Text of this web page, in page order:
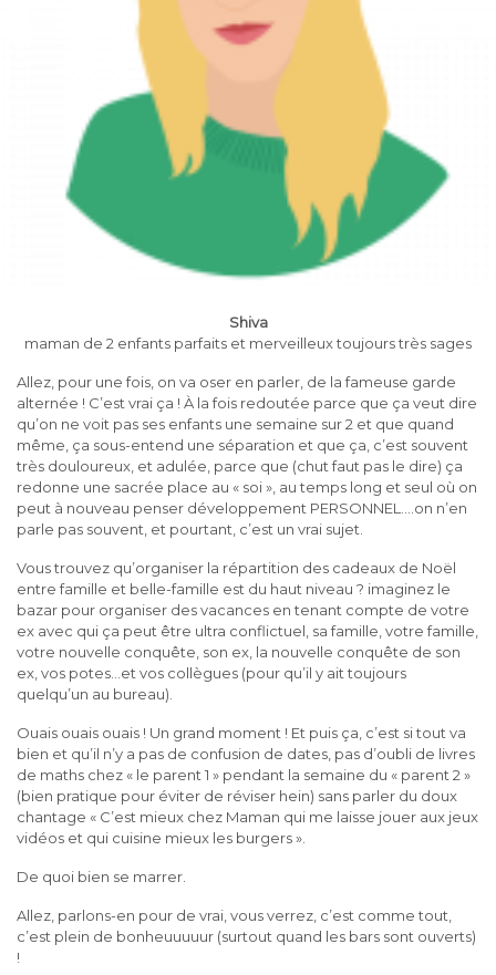
Shiva
maman de 2 enfants parfaits et merveilleux toujours très sages
Allez, pour une fois, on va oser en parler, de la fameuse garde
alternée ! C’est vrai ça ! À la fois redoutée parce que ça veut dire
qu’on ne voit pas ses enfants une semaine sur 2 et que quand
même, ça sous-entend une séparation et que ça, c’est souvent
très douloureux, et adulée, parce que (chut faut pas le dire) ça
redonne une sacrée place au « soi », au temps long et seul où on
peut à nouveau penser développement PERSONNEL….on n’en
parle pas souvent, et pourtant, c’est un vrai sujet.
Vous trouvez qu’organiser la répartition des cadeaux de Noël
entre famille et belle-famille est du haut niveau ? imaginez le
bazar pour organiser des vacances en tenant compte de votre
ex avec qui ça peut être ultra conflictuel, sa famille, votre famille,
votre nouvelle conquête, son ex, la nouvelle conquête de son
ex, vos potes…et vos collègues (pour qu’il y ait toujours
quelqu’un au bureau).
Ouais ouais ouais ! Un grand moment ! Et puis ça, c’est si tout va
bien et qu’il n’y a pas de confusion de dates, pas d’oubli de livres
de maths chez « le parent 1 » pendant la semaine du « parent 2 »
(bien pratique pour éviter de réviser hein) sans parler du doux
chantage « C’est mieux chez Maman qui me laisse jouer aux jeux
vidéos et qui cuisine mieux les burgers ».
De quoi bien se marrer.
Allez, parlons-en pour de vrai, vous verrez, c’est comme tout,
c’est plein de bonheuuuuur (surtout quand les bars sont ouverts)
!